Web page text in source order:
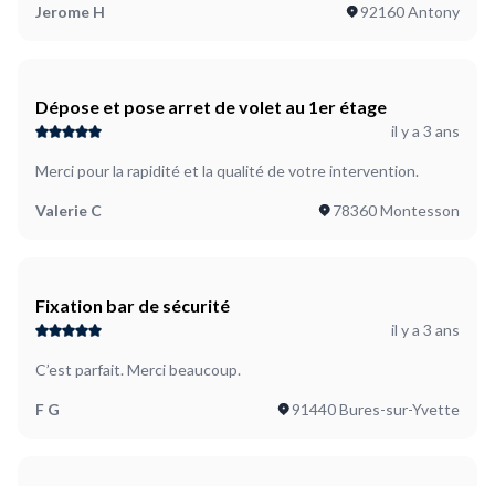
Jerome H 92160 Antony
Dépose et pose arret de volet au 1er étage
il y a 3 ans
Merci pour la rapidité et la qualité de votre intervention.
Valerie C 78360 Montesson
Fixation bar de sécurité
il y a 3 ans
C’est parfait. Merci beaucoup.
F G 91440 Bures-sur-Yvette